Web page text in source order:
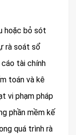
hoặc bỏ sót
rà soát sổ
tài chính
toán và kê
vi phạm pháp
phần mềm kế
quá trình rà